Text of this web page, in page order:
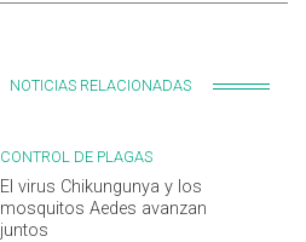
NOTICIAS RELACIONADAS
CONTROL DE PLAGAS
El virus Chikungunya y los
mosquitos Aedes avanzan
juntos